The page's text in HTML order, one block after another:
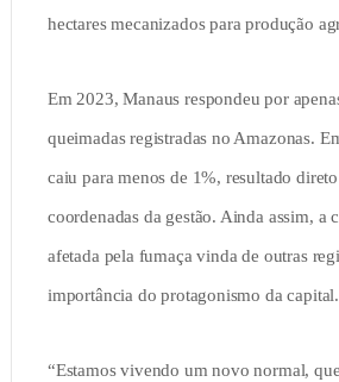
hectares mecanizados para produção
Em 2023, Manaus respondeu por
queimadas registradas no Amazonas.
caiu para menos de 1%, resultado direto
coordenadas da gestão. Ainda assim, a
afetada pela fumaça vinda de outras
importância do protagonismo da capital.
“Estamos vivendo um novo normal,